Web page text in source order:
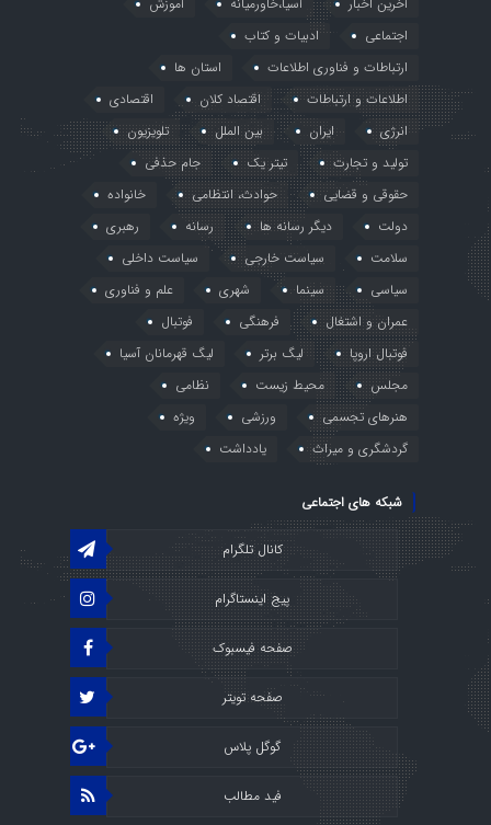
اجتماعی
ادبیات و کتاب
ارتباطات و فناوری اطلاعات
استان ها
اطلاعات و ارتباطات
اقتصاد کلان
اقتصادی
انرژی
ایران بین الملل
تلویزیون
تولید و تجارت
تیتر یک
جام حذفی
حقوقی و قضایی
حوادث، انتظامی
خانواده
دولت
دیگر رسانه ها رسانه
رهبری
سلامت
سیاست خارجی
سیاست داخلی
سیاسی
سینما شهری
علم و فناوری
عمران و اشتغال
فرهنگی
فوتبال
فوتبال اروپا
لیگ برتر
لیگ قهرمانان آسیا
مجلس
محیط زیست
نظامی
هنرهای تجسمی
ورزشی
ویژه
گردشگری و میراث
یادداشت
شبکه های اجتماعی
کانال تلگرام
پیج اینستاگرام
صفحه فیسبوک
صفحه تویتر
گوگل پلاس
فید مطالب